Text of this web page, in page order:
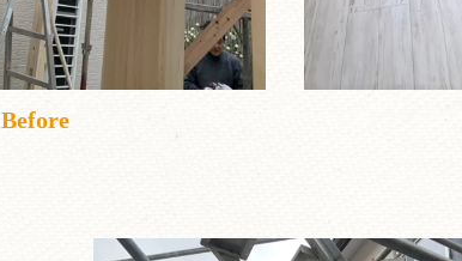
Before